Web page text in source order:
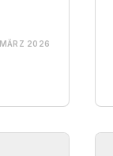
MÄRZ 2026